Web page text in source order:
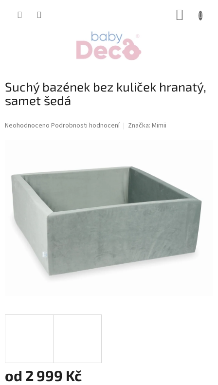
Suchý bazének bez kuliček hranatý,
samet šedá
Průměrné
hvězdiček.
Neohodnoceno Podrobnosti hodnocení Značka: Mimii
od 2 999 Kč